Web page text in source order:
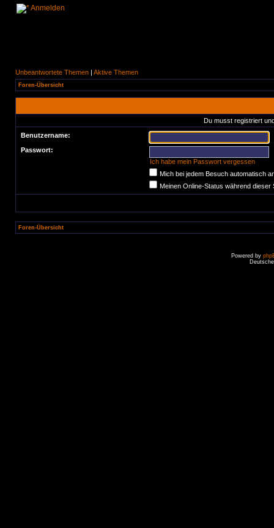
Anmelden
Unbeantwortete Themen | Aktive Themen
Foren-Übersicht
Du musst registriert
Benutzername:
Passwort:
Ich habe mein Passwort vergessen
Mich bei jedem Besuch automatisch
Meinen Online-Status während dieser
Foren-Übersicht
Powered by